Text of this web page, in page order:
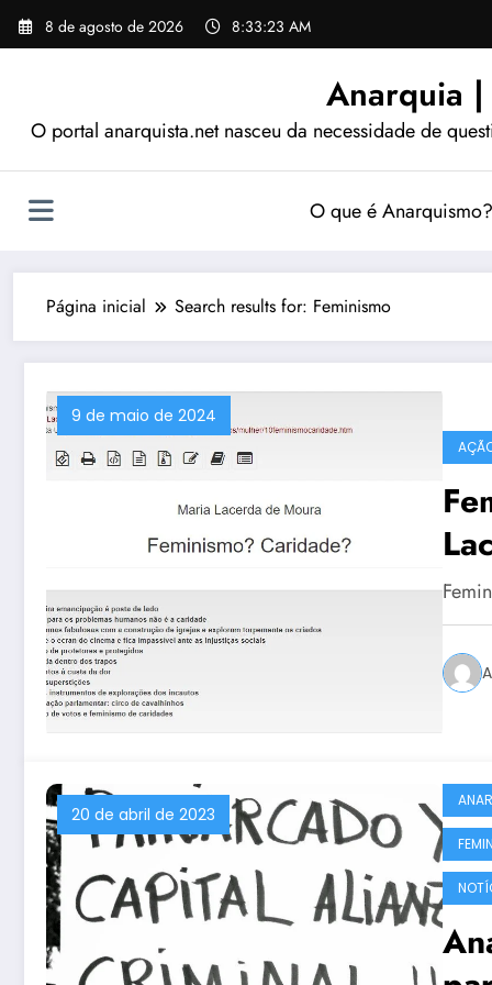
Pular
para
8 de agosto de 2026 8:33:24 AM
Anarquia
O portal anarquista.net nasceu da necessidade de
O que é Anarquismo?
Página inicial Search results for: Feminismo
9 de maio de 2024
20 de abril de 2023